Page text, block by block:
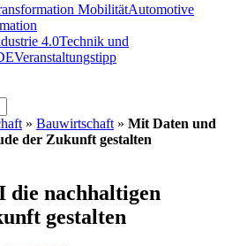
MobilitätAutomotive
4.0Technik und
Veranstaltungstipp
» Bauwirtschaft » Mit Daten und
der Zukunft gestalten
nachhaltigen
gestalten